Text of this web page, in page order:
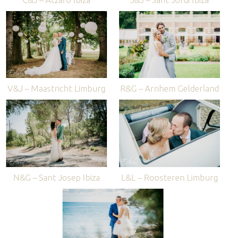
V&J – Maastricht Limburg R&G – Arnhem Gelderland
N&G – Sant Josep Ibiza L&L – Roosteren Limburg